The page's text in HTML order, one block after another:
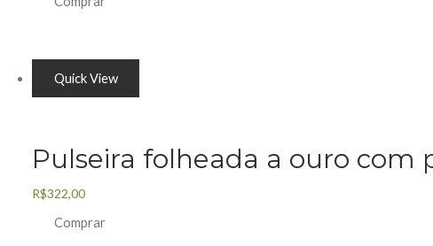
Quick View
Pulseira folheada a ouro com
R$322,00
Comprar